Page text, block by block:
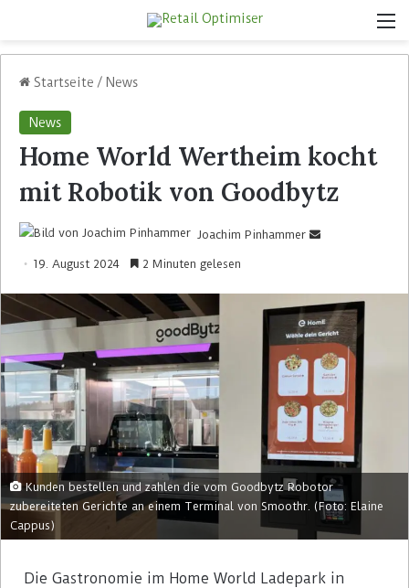
Startseite / News
News
Home World Wertheim kocht
mit Robotik von Goodbytz
Joachim Pinhammer
19. August 2024 2 Minuten gelesen
Kunden bestellen und zahlen die vom Goodbytz Robotor
zubereiteten Gerichte an einem Terminal von Smoothr. (Foto: Elaine
Cappus)
Die Gastronomie im Home World Ladepark in